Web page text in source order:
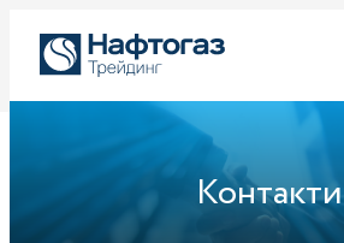
Контакти